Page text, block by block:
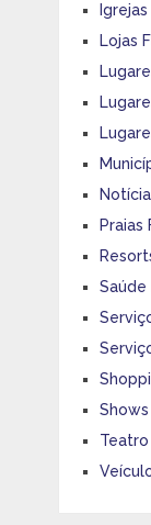
Lojas
Praias
Saúde